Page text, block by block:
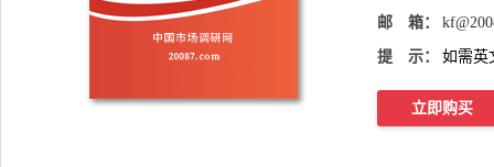
邮 箱：
提 示： 如需英
立即购买